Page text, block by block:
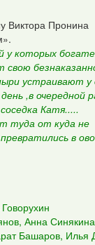
Виктора Пронина
у которых
устраивают у
,в очередной
Катя.....
туда от куда не
в
Анна
Башаров, Илья